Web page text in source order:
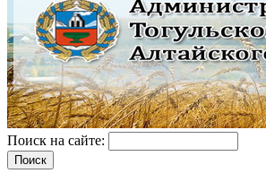
Поиск на сайте: